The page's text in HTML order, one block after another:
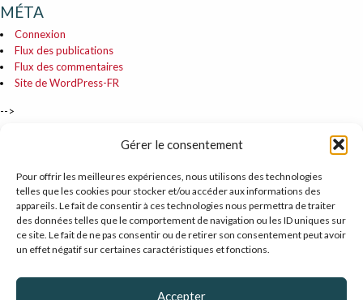
Gérer le consentement
Pour offrir les meilleures expériences, nous utilisons des technologies
telles que les cookies pour stocker et/ou accéder aux informations des
appareils. Le fait de consentir à ces technologies nous permettra de traiter
des données telles que le comportement de navigation ou les ID uniques sur
ce site. Le fait de ne pas consentir ou de retirer son consentement peut avoir
un effet négatif sur certaines caractéristiques et fonctions.
Accepter
MÉTA
Connexion
Flux des publications
Flux des commentaires
Site de WordPress-FR
-->
Prendre soin des femmes&des hommes de l’entreprise